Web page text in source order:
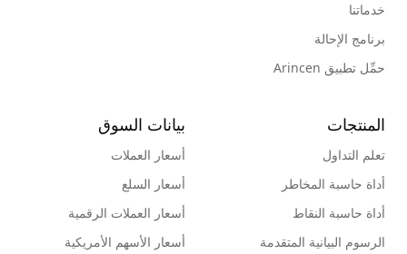
خدماتنا
برنامج الإحالة
حمِّل تطبيق Arincen
المنتجات
تعلم التداول
أداة حاسبة المخاطر
أداة حاسبة النقاط
الرسوم البيانية المتقدمة
بيانات السوق
أسعار العملات
أسعار السلع
أسعار العملات الرقمية
أسعار الأسهم الأمريكية